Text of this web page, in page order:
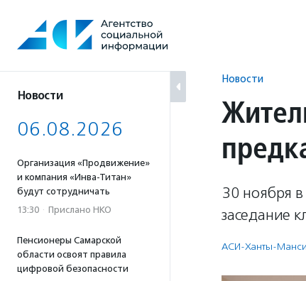
содержанию
Новости
06.08.2026
Организация «Продвижение»
и компания «Инва-Титан»
будут сотрудничать
13:30 · Прислано НКО
Пенсионеры Самарской
области освоят правила
цифровой безопасности
Новости
30 ноября
заседание
АСИ-Ханты-